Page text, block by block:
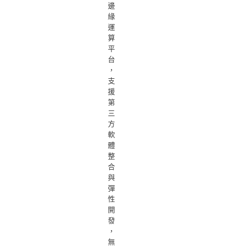
邊
緣
運
算
平
台
，
支
援
第
三
方
軟
體
整
合
與
彈
性
開
發
，
無